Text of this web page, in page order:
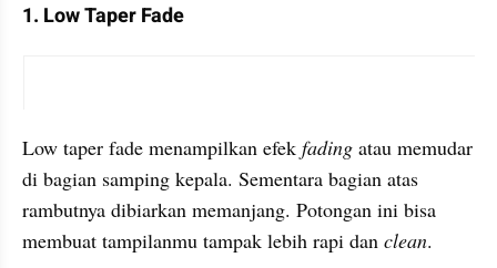
1. Low Taper Fade
Low taper fade menampilkan efek fading atau memudar
di bagian samping kepala. Sementara bagian atas
rambutnya dibiarkan memanjang. Potongan ini bisa
membuat tampilanmu tampak lebih rapi dan clean.